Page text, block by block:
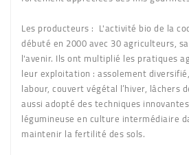
Les producteurs : L'activité bio de la
débuté en 2000 avec 30 agriculteurs,
l'avenir. Ils ont multiplié les pratiques
leur exploitation : assolement
labour, couvert végétal l’hiver, lâchers
aussi adopté des techniques
légumineuse en culture intermédiaire
maintenir la fertilité des sols.